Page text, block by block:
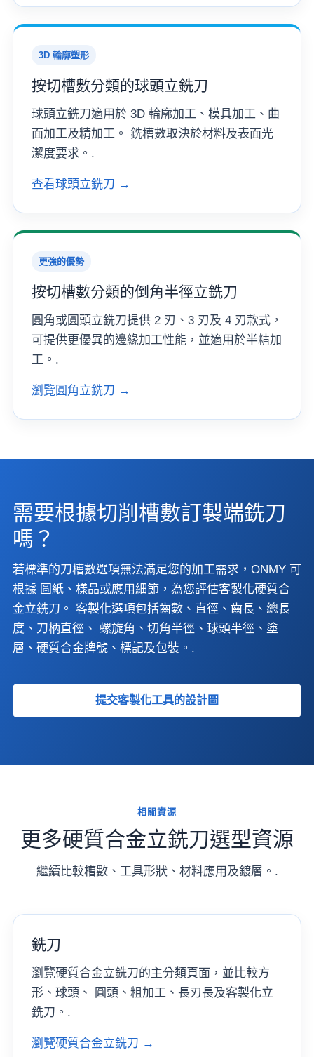
3D 輪廓塑形
按切槽數分類的球頭立銑刀
球頭立銑刀適用於 3D 輪廓加工、模具加工、曲
面加工及精加工。 銑槽數取決於材料及表面光
潔度要求。.
查看球頭立銑刀 →
更強的優勢
按切槽數分類的倒角半徑立銑刀
圓角或圓頭立銑刀提供 2 刃、3 刃及 4 刃款式，
可提供更優異的邊緣加工性能，並適用於半精加
工。.
瀏覽圓角立銑刀 →
需要根據切削槽數訂製端銑刀
嗎？
若標準的刀槽數選項無法滿足您的加工需求，ONMY 可
根據 圖紙、樣品或應用細節，為您評估客製化硬質合
金立銑刀。 客製化選項包括齒數、直徑、齒長、總長
度、刀柄直徑、 螺旋角、切角半徑、球頭半徑、塗
層、硬質合金牌號、標記及包裝。.
提交客製化工具的設計圖
相關資源
更多硬質合金立銑刀選型資源
繼續比較槽數、工具形狀、材料應用及鍍層。.
銑刀
瀏覽硬質合金立銑刀的主分類頁面，並比較方
形、球頭、 圓頭、粗加工、長刃長及客製化立
銑刀。.
瀏覽硬質合金立銑刀 →